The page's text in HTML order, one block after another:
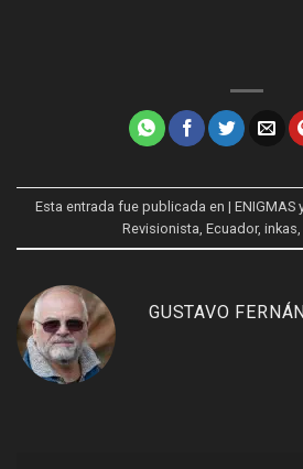
Esta entrada fue publicada en | ENIGMAS
Revisionista Ecuador, inkas
GUSTAVO